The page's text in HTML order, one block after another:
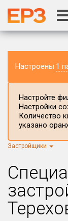
Настроены 1
Регион ЖК
Район в регионе
Все
Населённый
Настройте
Настройки
Количество
указано
Застройщики